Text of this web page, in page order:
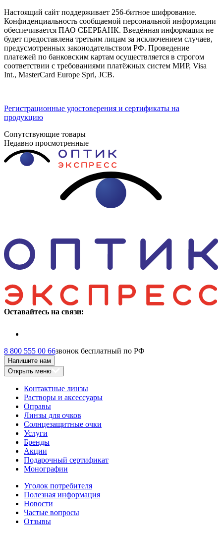
Настоящий сайт поддерживает 256-битное шифрование.
Конфиденциальность сообщаемой персональной информации
обеспечивается ПАО СБЕРБАНК. Введённая информация не
будет предоставлена третьим лицам за исключением случаев,
предусмотренных законодательством РФ. Проведение
платежей по банковским картам осуществляется в строгом
соответствии с требованиями платёжных систем МИР, Visa
Int., MasterCard Europe Sprl, JCB.
Регистрационные удостоверения и сертификаты на
продукцию
Сопутствующие товары
Недавно просмотренные
Оставайтесь на связи:
8 800 555 00 66звонок бесплатный по РФ
Напишите нам
Открыть меню
Контактные линзы
Растворы и аксессуары
Оправы
Линзы для очков
Солнцезащитные очки
Услуги
Бренды
Акции
Подарочный сертификат
Монографии
Уголок потребителя
Полезная информация
Новости
Частые вопросы
Отзывы